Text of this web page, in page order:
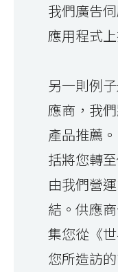
我們廣告
應用程式
另一則例
應商，我
產品推薦
括將您轉
由我們營
結。供應
集您從《
您所造訪